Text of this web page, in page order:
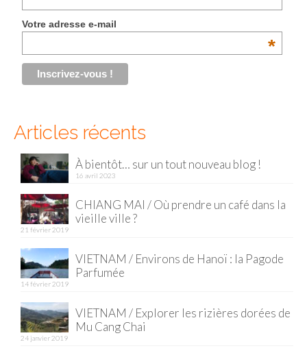
Tokyo
Malaisie
Cameron Highlands
Singapour
Vietnam
Hanoi
Hué
Mai Chau
Mu Cang Chai
Ninh Binh
Votre adresse e-mail
*
Articles récents
À bientôt… sur un tout nouveau blog !
16 avril 2023
CHIANG MAI / Où prendre un café dans la
vieille ville ?
21 février 2019
VIETNAM / Environs de Hanoï : la Pagode
Parfumée
14 février 2019
VIETNAM / Explorer les rizières dorées de
Mu Cang Chai
24 janvier 2019